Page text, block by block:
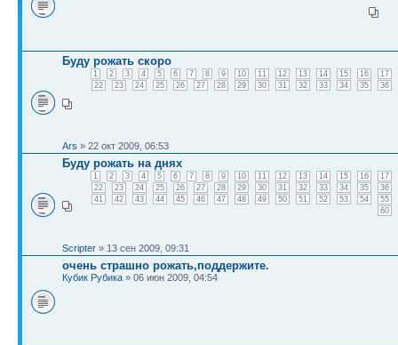
Буду рожать скоро
1 2 3 4 5 6 7 8 9 10 11 12 13 14 15 16
17
22
23 24 25 26 27 28 29 30 31 32 33 34 35 36
Ars » 22 окт 2009, 06:53
Буду рожать на днях
1 2 3 4 5 6 7 8 9 10 11 12 13 14 15 16
17
22
23 24 25 26 27 28 29 30 31 32 33 34 35
36
41
42 43 44 45 46 47 48 49 50 51 52 53 54
55
60
Scripter » 13 сен 2009, 09:31
очень страшно рожать,поддержите.
Кубик Рубика » 06 июн 2009, 04:54